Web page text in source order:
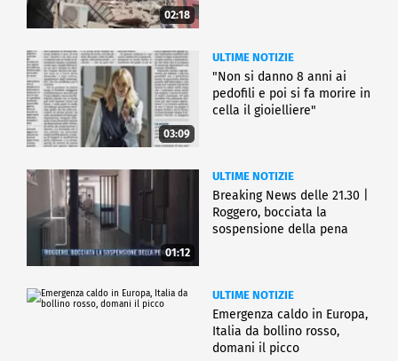
02:18
03:09
ULTIME NOTIZIE
"Non si danno 8 anni ai
pedofili e poi si fa morire in
cella il gioielliere"
01:12
ULTIME NOTIZIE
Breaking News delle 21.30 |
Roggero, bocciata la
sospensione della pena
ULTIME NOTIZIE
Emergenza caldo in Europa,
Italia da bollino rosso,
domani il picco